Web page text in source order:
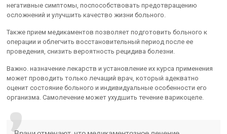
негативные симптомы, поспособствовать предотвращению
осложнений и улучшить качество жизни больного.
Также прием медикаментов позволяет подготовить больного к
операции и облегчить восстановительный период после ее
проведения, снизить вероятность рецидива болезни.
Важно. назначение лекарств и установление их курса применения
может проводить только лечащий врач, который адекватно
оценит состояние больного и индивидуальные особенности его
организма. Самолечение может ухудшить течение варикоцеле.